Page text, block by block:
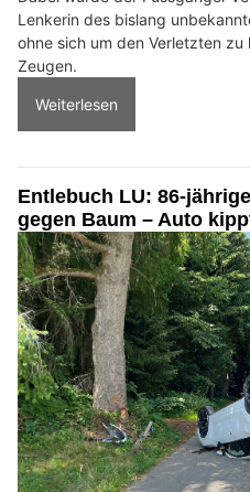
Lenkerin des bislang
ohne sich um den Verletzten
Zeugen.
Weiterlesen
Entlebuch LU: 86-
gegen Baum – Auto